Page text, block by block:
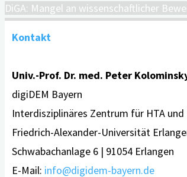
DiGA: Mangel an wissenschaftlicher
Kontakt
Univ.-Prof. Dr. med. Peter
digiDEM Bayern
Interdisziplinäres Zentrum für HTA
Friedrich-Alexander-Universität
Schwabachanlage 6 | 91054 Erlangen
E-Mail: info@digidem-bayern.de